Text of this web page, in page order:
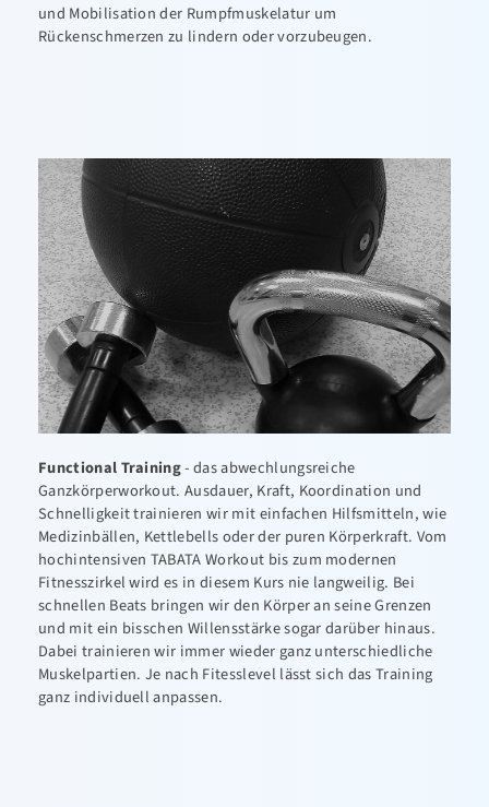
und Mobilisation der Rumpfmuskelatur um
Rückenschmerzen zu lindern oder vorzubeugen.
Functional Training- das abwechlungsreiche
Ganzkörperworkout. Ausdauer, Kraft, Koordination und
Schnelligkeit trainieren wir mit einfachen Hilfsmitteln, wie
Medizinbällen, Kettlebells oder der puren Körperkraft. Vom
hochintensiven TABATA Workout bis zum modernen
Fitnesszirkel wird es in diesem Kurs nie langweilig. Bei
schnellen Beats bringen wir den Körper an seine Grenzen
und mit ein bisschen Willensstärke sogar darüber hinaus.
Dabei trainieren wir immer wieder ganz unterschiedliche
Muskelpartien. Je nach Fitesslevel lässt sich das Training
ganz individuell anpassen.